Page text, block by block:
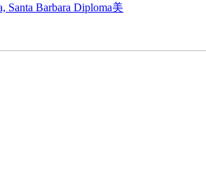
Santa Barbara Diploma美